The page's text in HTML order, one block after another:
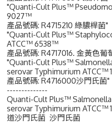
"Quanti-Cult Plus™
9027™
產品號碼: R4715210 綠膿桿菌"
"Quanti-Cult Plus™
ATCC™ 6538™
產品號碼: R4717016. 金黃色葡
"Quanti-Cult Plus™
serovar Typhimurium ATCC™
產品號碼: R4716000沙門氏菌"
--------------
Quanti-Cult Plus™
serovar Typhimurium ATCC™
道沙門氏菌 沙門氏菌